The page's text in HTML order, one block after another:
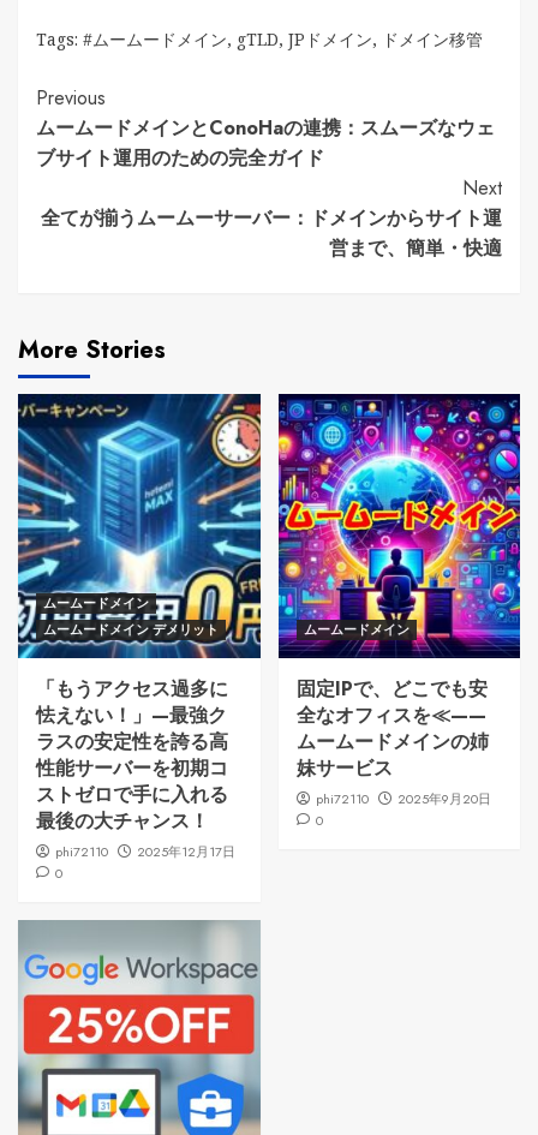
Tags: #ムームードメイン, gTLD, JPドメイン, ドメイン移管
Continue
Reading
Previous
ムームードメインとConoHaの連携：スムーズなウェ
ブサイト運用のための完全ガイド
Next
全てが揃うムームーサーバー：ドメインからサイト運
営まで、簡単・快適
More Stories
ムームードメイン
ムームードメイン デメリット
「もうアクセス過多に
怯えない！」—最強ク
ラスの安定性を誇る高
性能サーバーを初期コ
ストゼロで手に入れる
最後の大チャンス！
phi72110
2025年12月17日
0
ムームードメイン
固定IPで、どこでも安
全なオフィスを≪——
ムームードメインの姉
妹サービス
phi72110
2025年9月20日
0